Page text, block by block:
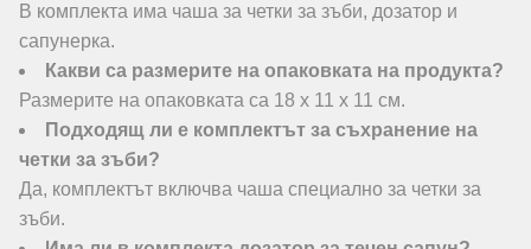
В комплекта има чаша за четки за зъби, дозатор и
сапунерка.
Какви са размерите на опаковката на продукта?
Размерите на опаковката са 18 х 11 х 11 см.
Подходящ ли е комплектът за съхранение на
четки за зъби?
Да, комплектът включва чаша специално за четки за
зъби.